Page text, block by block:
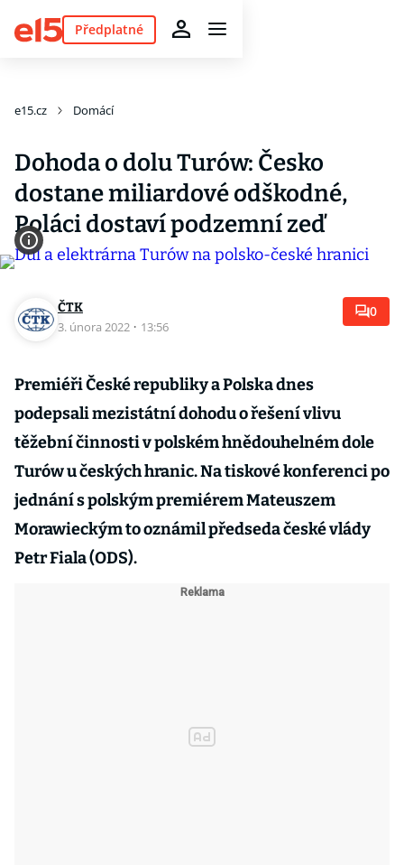
Předplatné
e15.cz Domácí
Dohoda o dolu Turów: Česko
dostane miliardové odškodné,
Poláci dostaví podzemní zeď
ČTK
3. února 2022 · 13:56
0
Premiéři České republiky a Polska dnes
podepsali mezistátní dohodu o řešení vlivu
těžební činnosti v polském hnědouhelném dole
Turów u českých hranic. Na tiskové konferenci po
jednání s polským premiérem Mateuszem
Morawieckým to oznámil předseda české vlády
Petr Fiala (ODS).